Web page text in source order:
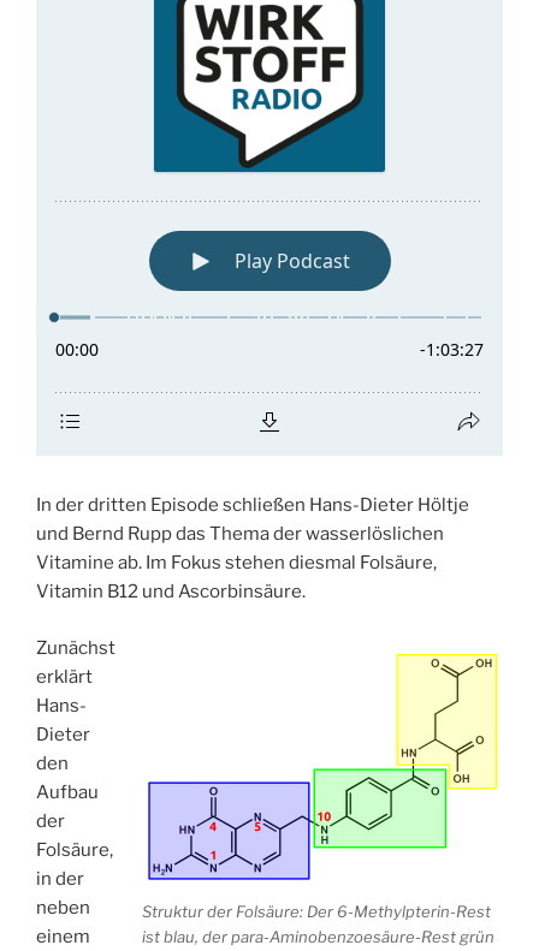
In der dritten Episode schließen Hans-Dieter Höltje
und Bernd Rupp das Thema der wasserlöslichen
Vitamine ab. Im Fokus stehen diesmal Folsäure,
Vitamin B12 und Ascorbinsäure.
Struktur der Folsäure: Der 6-Methylpterin-Rest
ist blau, der para-Aminobenzoesäure-Rest grün
Zunächst
erklärt
Hans-
Dieter
den
Aufbau
der
Folsäure,
in der
neben
einem